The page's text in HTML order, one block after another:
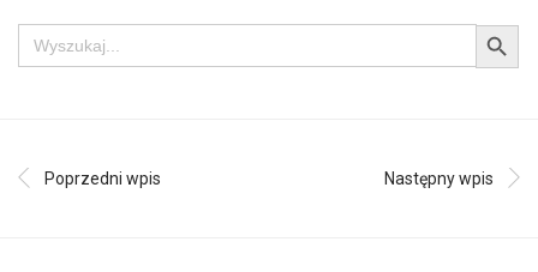
Search
for:
Search Button
Poprzedni wpis Następny wpis